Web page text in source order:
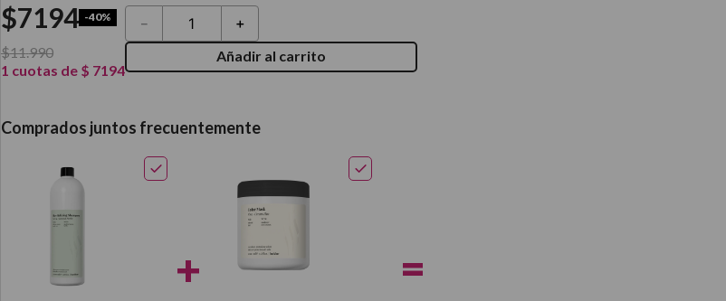
$7194 -40%
$11.990
1 cuotas de $ 7194
＋
－
Añadir al carrito
Comprados juntos frecuentemente
+